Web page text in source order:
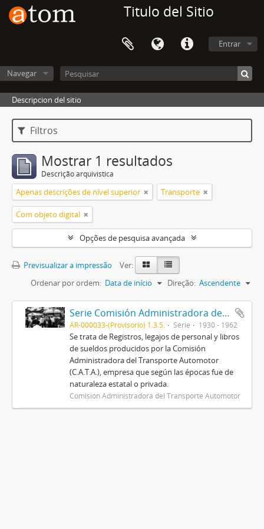
Titulo del Sitio
Entrar
Navegar
Descripcion del sitio
Filtros
Mostrar 1 resultados
Descrição arquivística
Apenas descrições de nível superior Transporte
Com objeto digital
Opções de pesquisa avançada
Previsualizar a impressão
Ver:
Ordenar por ordem: Data de início Direção: Ascendente
Serie Comisión Administradora del Transporte Automotor (C.A.T.A.)
AR-000033-(Provisorio) 1.3.5. Série 1930 - 1962
Se trata de Registros, legajos de personal y libros
de sueldos producidos por la Comisión
Administradora del Transporte Automotor
(C.A.T.A.), empresa que según las épocas fue de
naturaleza estatal o privada.
Comisión Administradora del Transporte Automotor